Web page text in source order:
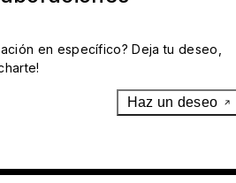
en específico? Deja tu deseo,
Haz un deseo